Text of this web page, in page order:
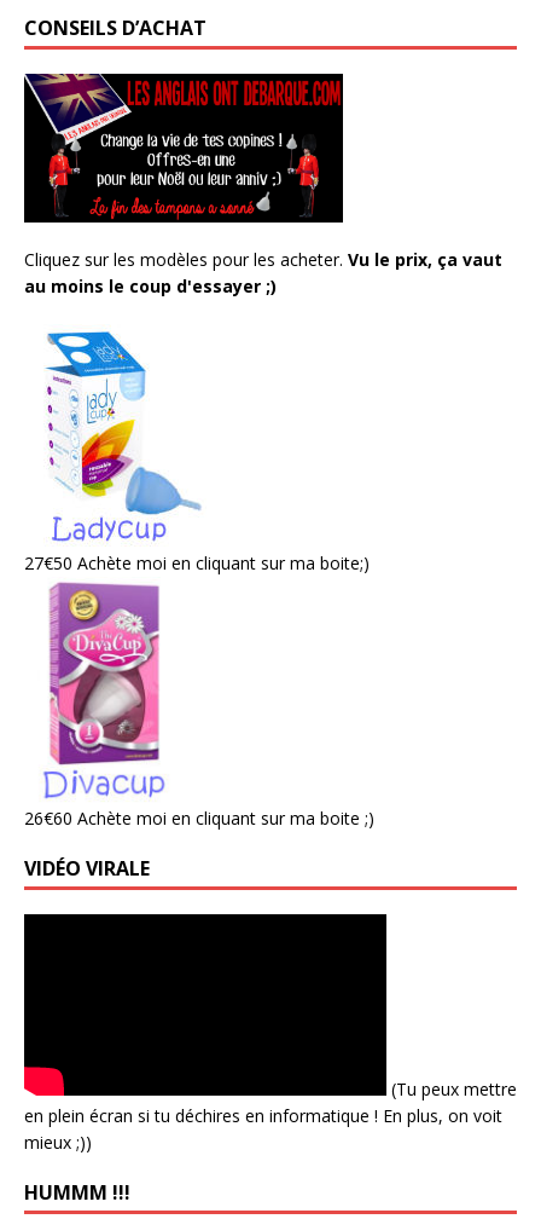
CONSEILS D’ACHAT
Cliquez sur les modèles pour les acheter. Vu le prix, ça vaut
au moins le coup d'essayer ;)
27€50 Achète moi en cliquant sur ma boite;)
26€60 Achète moi en cliquant sur ma boite ;)
VIDÉO VIRALE
(Tu peux mettre
en plein écran si tu déchires en informatique ! En plus, on voit
mieux ;))
HUMMM !!!